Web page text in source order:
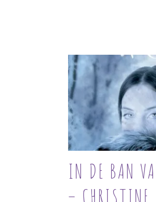
IN DE BAN
– CHRISTINE